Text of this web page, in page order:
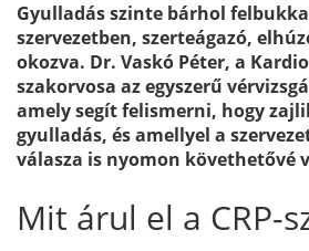
Gyulladás szinte bárhol
szervezetben, szerteágazó,
okozva. Dr. Vaskó Péter, a
szakorvosa az egyszerű
amely segít felismerni, hogy
gyulladás, és amellyel a
válasza is nyomon követhetővé
Mit árul el a CRP-